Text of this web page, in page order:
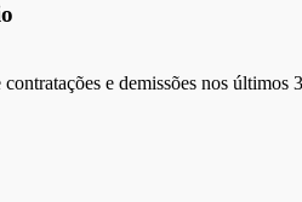
e demissões nos últimos